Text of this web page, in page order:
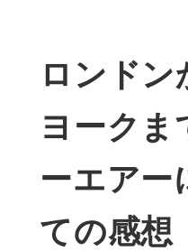
ロンドン
ヨークま
ーエアー
ての感想